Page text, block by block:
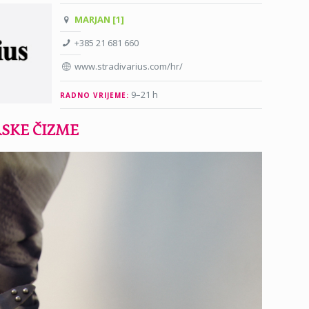
MARJAN [1]
+385 21 681 660
www.stradivarius.com/hr/
RADNO VRIJEME: 9–21 h
ČIZME